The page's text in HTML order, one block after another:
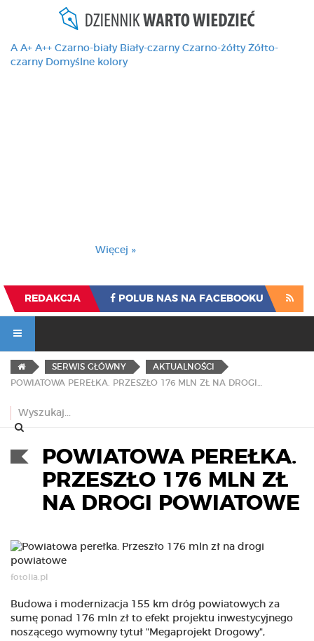
A A+ A++ Czarno-biały Biały-czarny Czarno-żółty Żółto-
czarny Domyślne kolory
Więcej »
REDAKCJA POLUB NAS NA FACEBOOKU
SERWIS GŁÓWNY
AKTUALNOŚCI
POWIATOWA PEREŁKA.
PRZESZŁO 176 MLN ZŁ
NA DROGI POWIATOWE
fotolia.pl
Budowa i modernizacja 155 km dróg powiatowych za
sumę ponad 176 mln zł to efekt projektu inwestycyjnego
noszącego wymowny tytuł "Megaprojekt Drogowy",